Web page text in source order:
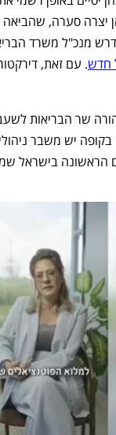
חדש
שר הבריאות